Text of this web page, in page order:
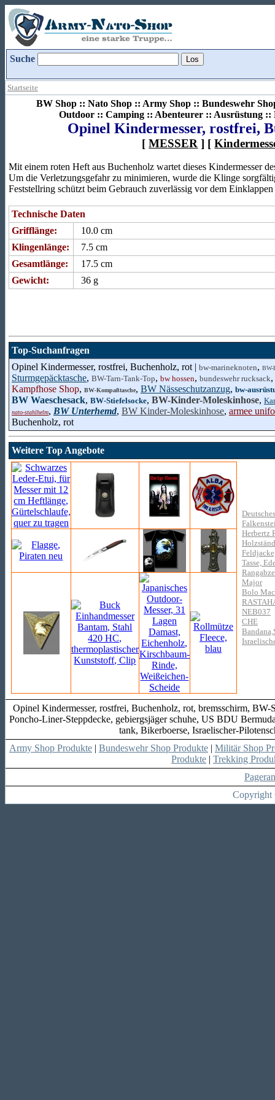
Suche
Startseite
BW Shop :: Nato Shop :: Army Shop :: Bundeswehr
Outdoor :: Camping :: Abenteurer :: Ausrüstung ::
Opinel Kindermesser, rostfrei,
[MESSER ] [
Mit einem roten Heft aus Buchenholz wartet dieses Kindermesser
Um die Verletzungsgefahr zu minimieren, wurde die Klinge
Feststellring schützt beim Gebrauch zuverlässig vor dem
Technische Daten
Grifflänge:
10.0 cm
Klingenlänge:
7.5 cm
Gesamtlänge:
17.5 cm
Gewicht:
36 g
Top-Suchanfragen
Opinel Kindermesser, rostfrei, Buchenholz, rot | bw-marineknoten, BW-
Sturmgepäcktasche, BW-Tarn-Tank-Top, bw hossen, bundeswehr rucksack,
Kampfhose Shop, BW-Kompaßtasche, BW Nässeschutzanzug, bw-
BW Waeschesack, BW-Stiefelsocke, BW-Kinder-Moleskinhose,
nato-stahlhelm, BW Unterhemd, BW Kinder-Moleskinhose, armee
Buchenholz, rot
Weitere Top Angebote
Herbertz
Tasse,
Major
Bolo
NEB037
CHE
Opinel Kindermesser, rostfrei, Buchenholz, rot, bremsschirm,
Poncho-Liner-Steppdecke, gebiergsjäger schuhe, US BDU
tank, Bikerboerse, Israelischer-
Army Shop Produkte | Bundeswehr Shop Produkte | Militär Shop
Produkte | Trekking